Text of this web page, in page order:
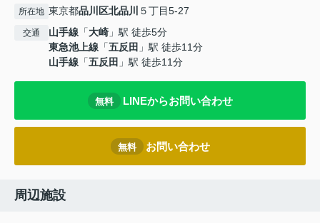
所在地 東京都品川区北品川 ５丁目5-27
交通 山手線 「大崎 」駅 徒歩5分
東急池上線 「五反田 」駅 徒歩11分
山手線 「五反田 」駅 徒歩11分
無料 LINEからお問い合わせ
無料 お問い合わせ
周辺施設